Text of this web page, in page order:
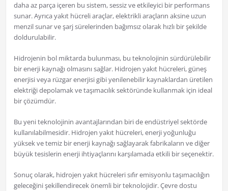
daha az parça içeren bu sistem, sessiz ve etkileyici bir performans
sunar. Ayrıca yakıt hücreli araçlar, elektrikli araçların aksine uzun
menzil sunar ve şarj sürelerinden bağımsız olarak hızlı bir şekilde
doldurulabilir.
Hidrojenin bol miktarda bulunması, bu teknolojinin sürdürülebilir
bir enerji kaynağı olmasını sağlar. Hidrojen yakıt hücreleri, güneş
enerjisi veya rüzgar enerjisi gibi yenilenebilir kaynaklardan üretilen
elektriği depolamak ve taşımacılık sektöründe kullanmak için ideal
bir çözümdür.
Bu yeni teknolojinin avantajlarından biri de endüstriyel sektörde
kullanılabilmesidir. Hidrojen yakıt hücreleri, enerji yoğunluğu
yüksek ve temiz bir enerji kaynağı sağlayarak fabrikaların ve diğer
büyük tesislerin enerji ihtiyaçlarını karşılamada etkili bir seçenektir.
Sonuç olarak, hidrojen yakıt hücreleri sıfır emisyonlu taşımacılığın
geleceğini şekillendirecek önemli bir teknolojidir. Çevre dostu